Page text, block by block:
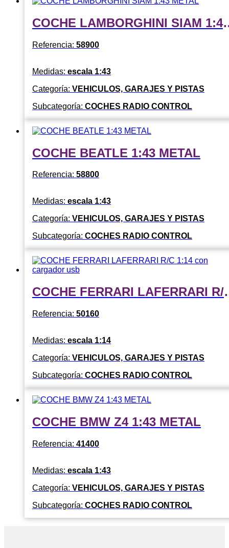
COCHE
Referencia: 58900
Medidas: escala 1:43
Categoría: VEHICULOS, GARAJES Y PISTAS
Subcategoría: COCHES RADIO CONTROL
COCHE BEATLE 1:43 METAL
Referencia: 58800
Medidas: escala 1:43
Categoría: VEHICULOS, GARAJES Y PISTAS
Subcategoría: COCHES RADIO CONTROL
COCHE
Referencia: 50160
Medidas: escala 1:14
Categoría: VEHICULOS, GARAJES Y PISTAS
Subcategoría: COCHES RADIO CONTROL
COCHE BMW Z4 1:43 METAL
Referencia: 41400
Medidas: escala 1:43
Categoría: VEHICULOS, GARAJES Y PISTAS
Subcategoría: COCHES RADIO CONTROL